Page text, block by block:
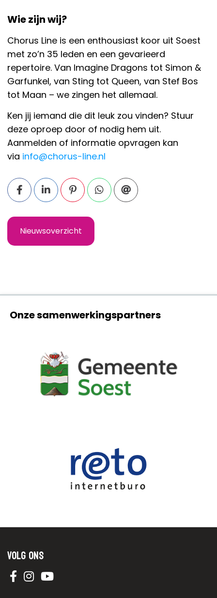
Wie zijn wij?
Chorus Line is een enthousiast koor uit Soest
met zo’n 35 leden en een gevarieerd
repertoire. Van Imagine Dragons tot Simon &
Garfunkel, van Sting tot Queen, van Stef Bos
tot Maan – we zingen het allemaal.
Ken jij iemand die dit leuk zou vinden? Stuur
deze oproep door of nodig hem uit.
Aanmelden of informatie opvragen kan
via info@chorus-line.nl
Nieuwsoverzicht
Onze samenwerkingspartners
Volg ons